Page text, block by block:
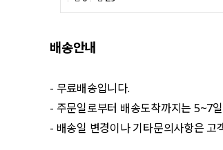
배송안내
- 무료배송입니다.
- 주문일로부터 배송도착까지는 5~7
- 배송일 변경이나 기타문의사항은 고